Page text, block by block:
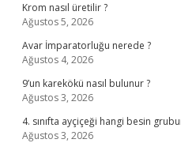
Krom nasıl üretilir ?
Ağustos 5, 2026
Avar İmparatorluğu nerede ?
Ağustos 4, 2026
9’un karekökü nasıl bulunur ?
Ağustos 3, 2026
4. sınıfta ayçiçeği hangi besin
Ağustos 3, 2026